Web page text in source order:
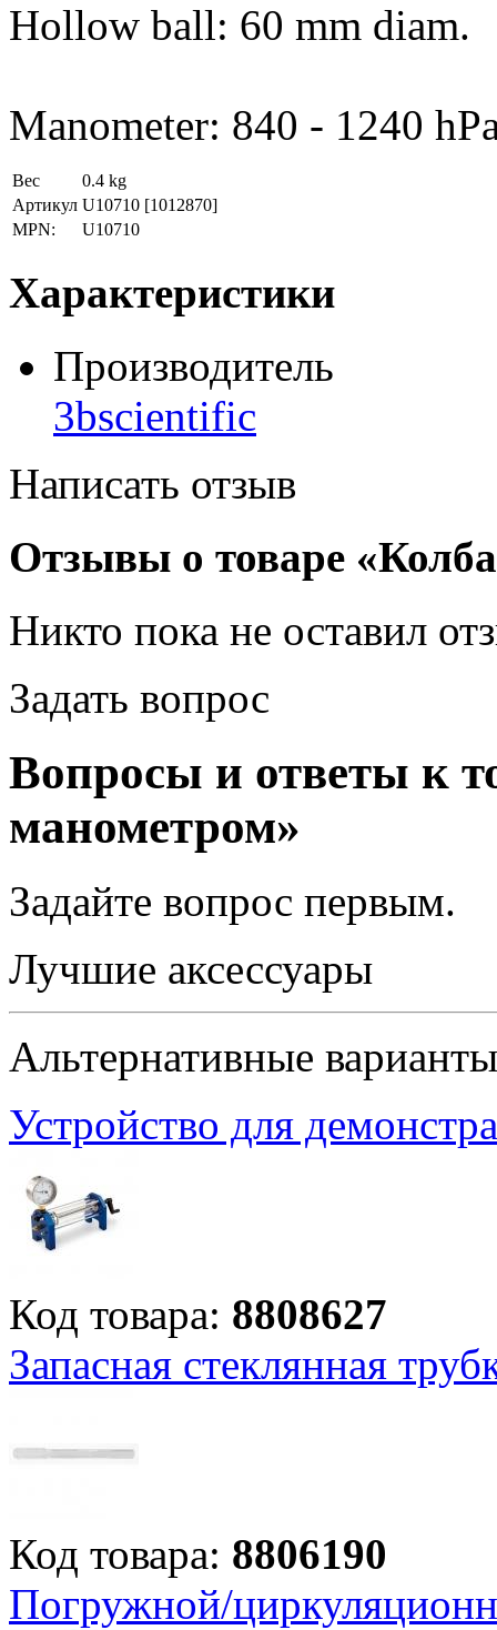
Hollow ball: 60 mm diam.
Manometer: 840 - 1240
Вес
0.4 kg
Артикул U10710 [1012870]
MPN:
U10710
Характеристики
Производитель
3bscientific
Написать отзыв
Отзывы о товаре
Никто пока не оставил
Задать вопрос
Вопросы и ответы к
манометром»
Задайте вопрос первым.
Лучшие аксессуары
Альтернативные варианты
Устройство для
Код товара: 8808627
Запасная стеклянная
Код товара: 8806190
Погружной/